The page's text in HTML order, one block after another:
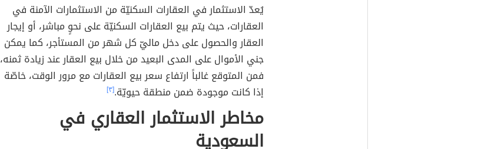
يُعدّ الاستثمار في العقارات السكنيّة من الاستثمارات الآمنة في
العقارات، حيث يتم بيع العقارات السكنيّة على نحوٍ مباشر، أو إيجار
العقار والحصول على دخل ماليّ كل شهر من المستأجر، كما يمكن
جني الأموال على المدى البعيد من خلال بيع العقار عند زيادة ثمنه،
فمن المتوقع غالباً ارتفاع سعر بيع العقارات مع مرور الوقت، خاصّة
إذا كانت موجودة ضمن منطقة حيويّة.[٣]
مخاطر الاستثمار العقاري في
السعودية